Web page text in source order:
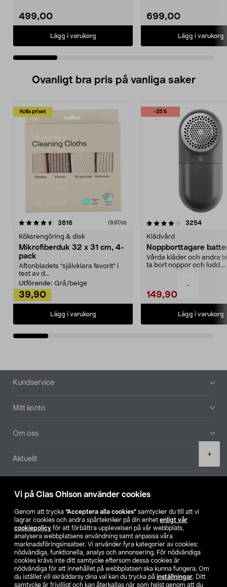
Vi på Clas Ohlson använder cookies
Genom att trycka ”Acceptera alla cookies” samtycker du till att vi
lagrar cookies och andra spårtekniker på din enhet enligt vår
cookiepolicy för att förbättra upplevelsen på vår webbplats,
analysera webbplatsens användning samt anpassa våra
marknadsföringsinsatser. Vi använder fyra kategorier av cookies:
nödvändiga, funktionella, analys och annonsering. För nödvändiga
cookies krävs inte ditt samtycke eftersom dessa cookies är
nödvändiga för att innehållet på webbplatsen ska kunna fungera. Om
du istället vill skräddarsy dina val kan du trycka på inställningar. Ditt
samtycke är frivilligt och kan återkallas när som helst genom att du
-
+
499,00
Lägg i varukorg
699,00
Lägg i varukorg
Ovanligt bra pris på vanliga saker
Kolla priset
3816recensioner (9,97/st)
Köksrengöring & disk
Mikrofiberduk 32 x 31 cm, 4-
pack
Aftonbladets "självklara favorit” i
test av d...
Utförande: Grå/beige
39,90
Lägg i varukorg
-25%
4.0av 5 stjärnor 3254
Klädvård
Noppborttagare
Vårda kläder och andra
ta bort noppor och ludd.
149,90
Lägg i varukorg
4.5av 5 stjärnor
Sidfot
Kundservice
Mitt konto
Om oss
Aktuellt
Hitta butik
SE NO FI